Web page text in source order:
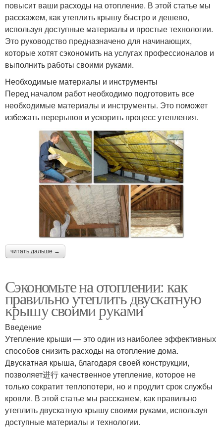
повысит ваши расходы на отопление. В этой статье мы
расскажем, как утеплить крышу быстро и дешево,
используя доступные материалы и простые технологии.
Это руководство предназначено для начинающих,
которые хотят сэкономить на услугах профессионалов и
выполнить работы своими руками.
Необходимые материалы и инструменты
Перед началом работ необходимо подготовить все
необходимые материалы и инструменты. Это поможет
избежать перерывов и ускорить процесс утепления.
читать дальше →
Сэкономьте на отоплении: как
правильно утеплить двускатную
крышу своими руками
Введение
Утепление крыши — это один из наиболее эффективных
способов снизить расходы на отопление дома.
Двускатная крыша, благодаря своей конструкции,
позволяет进行 качественное утепление, которое не
только сократит теплопотери, но и продлит срок службы
кровли. В этой статье мы расскажем, как правильно
утеплить двускатную крышу своими руками, используя
доступные материалы и технологии.